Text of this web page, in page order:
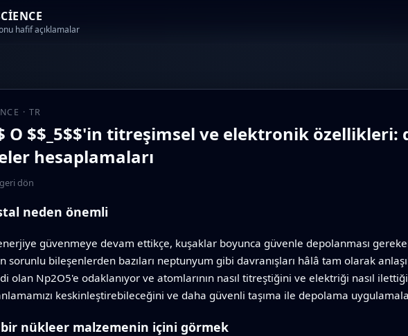
hafif açıklamalar
· TR
O $$_5$$'in titreşimsel ve elektronik
hesaplamaları
dön
neden önemli
güvenmeye devam ettikçe, kuşaklar boyunca güvenle depolanması
sorunlu bileşenlerden bazıları neptunyum gibi davranışları hâlâ tam olarak
olan Np2O5'e odaklanıyor ve atomlarının nasıl titreştiğini ve elektriği nasıl
keskinleştirebileceğini ve daha güvenli taşıma ile depolama
nükleer malzemenin içini görmek